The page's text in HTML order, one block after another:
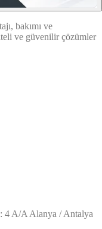
bakımı ve
ve güvenilir çözümler
4 A/A Alanya / Antalya